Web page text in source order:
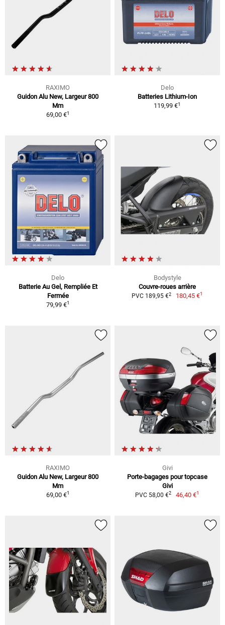
RAXIMO
Guidon Alu New, Largeur 800
Mm
69,00 €1
Delo
Batteries Lithium-Ion
119,99 €1
Delo
Batterie Au Gel, Rempliée Et
Fermée
79,99 €1
Bodystyle
Couvre-roues arrière
PVC 189,95 €2 180,45 €1
RAXIMO
Guidon Alu New, Largeur 800
Mm
69,00 €1
Givi
Porte-bagages pour topcase
Givi
PVC 58,00 €2 46,40 €1